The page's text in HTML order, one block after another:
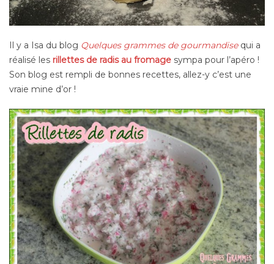
Il y a Isa du blog Quelques grammes de gourmandisequi a
réalisé les rillettes de radis au fromage sympa pour l’apéro !
Son blog est rempli de bonnes recettes, allez-y c’est une
vraie mine d’or !